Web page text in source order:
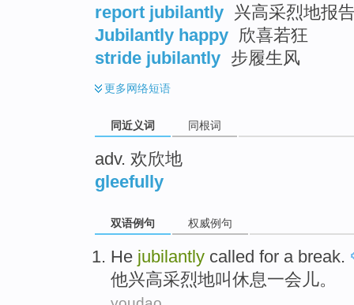
report jubilantly 兴高采烈地报
Jubilantly happy 欣喜若狂
stride jubilantly 步履生风
更多网络短语
同近义词 同根词
adv. 欢欣地
gleefully
双语例句 权威例句
He jubilantly called for a break.
他兴高采烈地叫 休息一会儿。